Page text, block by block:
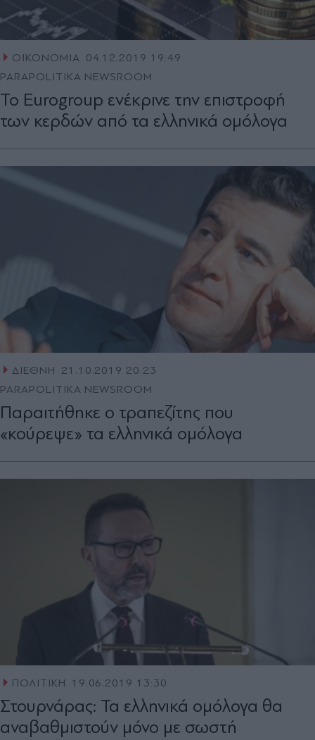
ΟΙΚΟΝΟΜΙΑ 04.12.2019 19:49
PARAPOLITIKA NEWSROOM
Το Eurogroup ενέκρινε την επιστροφή
των κερδών από τα ελληνικά ομόλογα
ΔΙΕΘΝΗ
21.10.2019 20:23
PARAPOLITIKA NEWSROOM
Παραιτήθηκε ο τραπεζίτης που
«κούρεψε» τα ελληνικά ομόλογα
ΠΟΛΙΤΙΚΗ 19.06.2019 13:30
Στουρνάρας: Τα ελληνικά ομόλογα θα
αναβαθμιστούν μόνο με σωστή